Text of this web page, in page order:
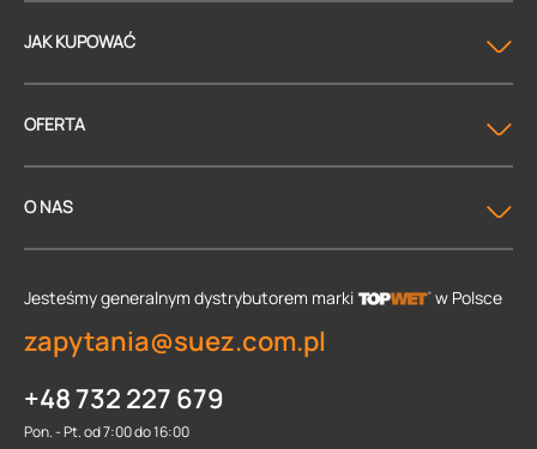
JAK KUPOWAĆ
OFERTA
O NAS
Jesteśmy generalnym dystrybutorem marki w Polsce
zapytania@suez.com.pl
+48 732 227 679
Pon. - Pt. od 7:00 do 16:00